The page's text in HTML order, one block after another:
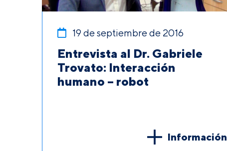
19 de septiembre de 2016
Entrevista al Dr. Gabriele
Trovato: Interacción
humano – robot
Información